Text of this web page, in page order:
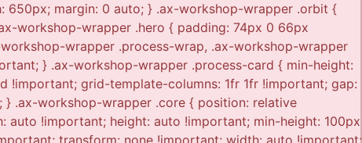
margin: 0 auto; } .ax-workshop-wrapper .orbit {
workshop-wrapper .hero { padding: 74px 0 66px
wrapper .process-wrap, .ax-workshop-wrapper
} .ax-workshop-wrapper .process-card { min-height:
grid-template-columns: 1fr 1fr !important; gap:
.ax-workshop-wrapper .core { position: relative
!important; height: auto !important; min-height: 100px
transform: none !important; width: auto !important;